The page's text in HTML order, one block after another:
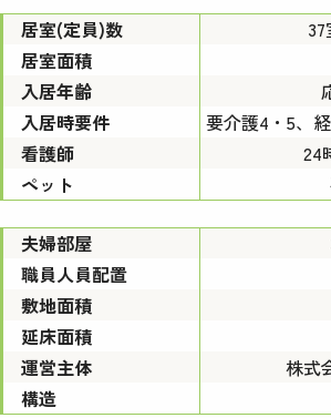
居室(定員)数
居室面積
入居年齢
入居時要件
要介護4・5、
看護師
24
ペット
夫婦部屋
職員人員配置
敷地面積
延床面積
運営主体
株式
構造